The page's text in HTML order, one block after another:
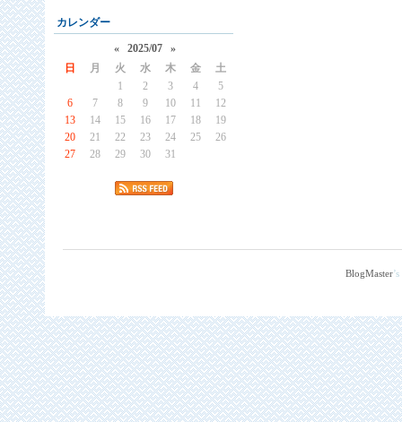
カレンダー
« 2025/07
»
日
月 火 水 木 金
土
1
2 3 4
5
6
7 8 9 10 11
12
13
14 15 16 17 18
19
20
21 22 23 24 25
26
27
28 29 30 31
BlogMaster